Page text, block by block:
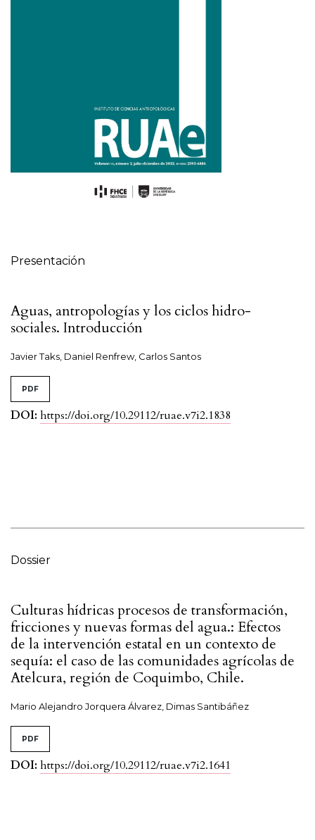
Presentación
Aguas, antropologías y los ciclos hidro-
sociales. Introducción
Javier Taks, Daniel Renfrew, Carlos Santos
PDF
DOI: https://doi.org/10.29112/ruae.v7i2.1838
Dossier
Culturas hídricas procesos de transformación,
fricciones y nuevas formas del agua.: Efectos
de la intervención estatal en un contexto de
sequía: el caso de las comunidades agrícolas de
Atelcura, región de Coquimbo, Chile.
Mario Alejandro Jorquera Álvarez, Dimas Santibáñez
PDF
DOI: https://doi.org/10.29112/ruae.v7i2.1641